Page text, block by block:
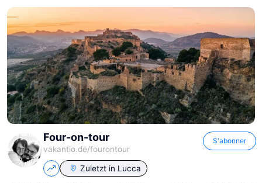
Four-on-tour
vakantio.de/fourontour
S'abonner
Zuletzt in Lucca